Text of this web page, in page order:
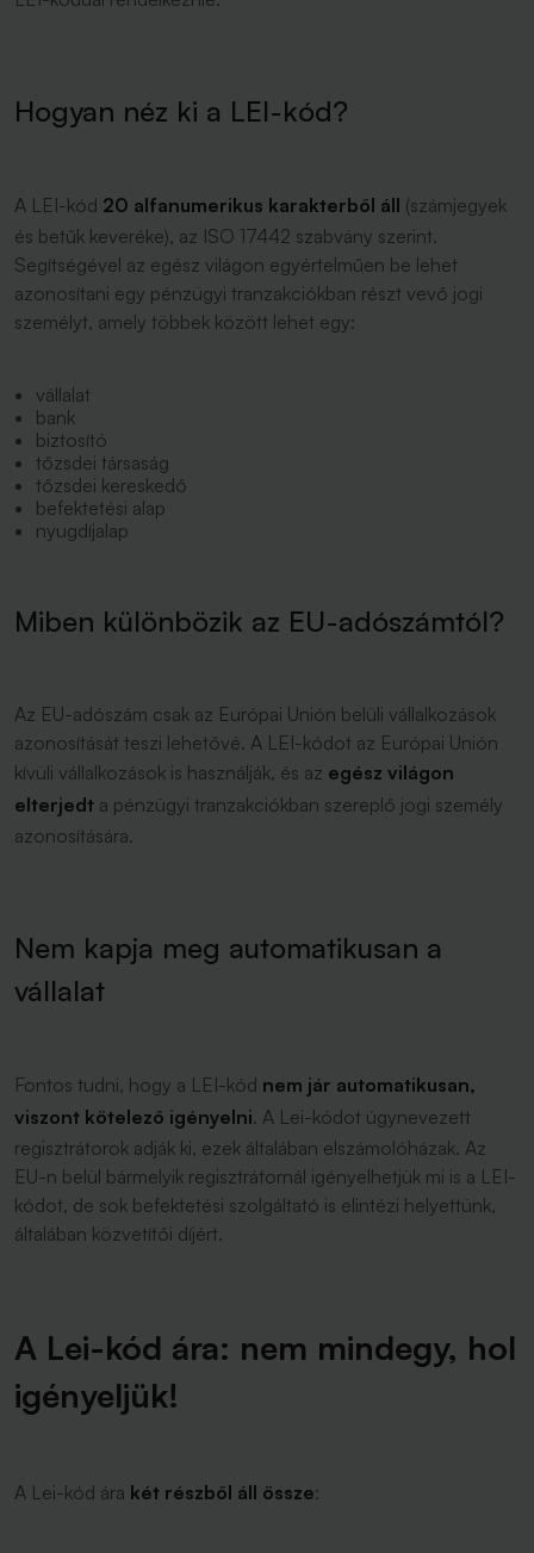
Hogyan néz ki a LEI-kód?
A LEI-kód 20 alfanumerikus karakterből áll (számjegyek
és betűk keveréke), az ISO 17442 szabvány szerint.
Segítségével az egész világon egyértelműen be lehet
azonosítani egy pénzügyi tranzakciókban részt vevő jogi
személyt, amely többek között lehet egy:
vállalat
bank
biztosító
tőzsdei társaság
tőzsdei kereskedő
befektetési alap
nyugdíjalap
Miben különbözik az EU-adószámtól?
Az EU-adószám csak az Európai Unión belüli vállalkozások
azonosítását teszi lehetővé. A LEI-kódot az Európai Unión
kívüli vállalkozások is használják, és az egész világon
elterjedt a pénzügyi tranzakciókban szereplő jogi személy
azonosítására.
Nem kapja meg automatikusan a
vállalat
Fontos tudni, hogy a LEI-kód nem jár automatikusan,
viszont kötelező igényelni. A Lei-kódot úgynevezett
regisztrátorok adják ki, ezek általában elszámolóházak. Az
EU-n belül bármelyik regisztrátornál igényelhetjük mi is a LEI-
kódot, de sok befektetési szolgáltató is elintézi helyettünk,
általában közvetítői díjért.
A Lei-kód ára: nem mindegy, hol
igényeljük!
A Lei-kód ára két részből áll össze: